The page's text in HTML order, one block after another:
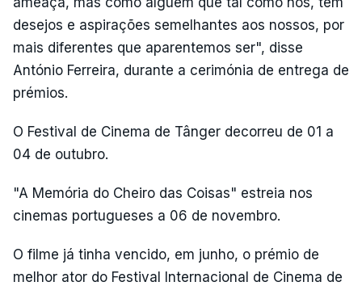
desejos e aspirações semelhantes aos nossos, por
mais diferentes que aparentemos ser", disse
António Ferreira, durante a cerimónia de entrega de
prémios.
O Festival de Cinema de Tânger decorreu de 01 a
04 de outubro.
"A Memória do Cheiro das Coisas" estreia nos
cinemas portugueses a 06 de novembro.
O filme já tinha vencido, em junho, o prémio de
melhor ator do Festival Internacional de Cinema de